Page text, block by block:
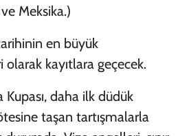
Meksika.)
en büyük
kayıtlara geçecek.
daha ilk düdük
taşan tartışmalarla